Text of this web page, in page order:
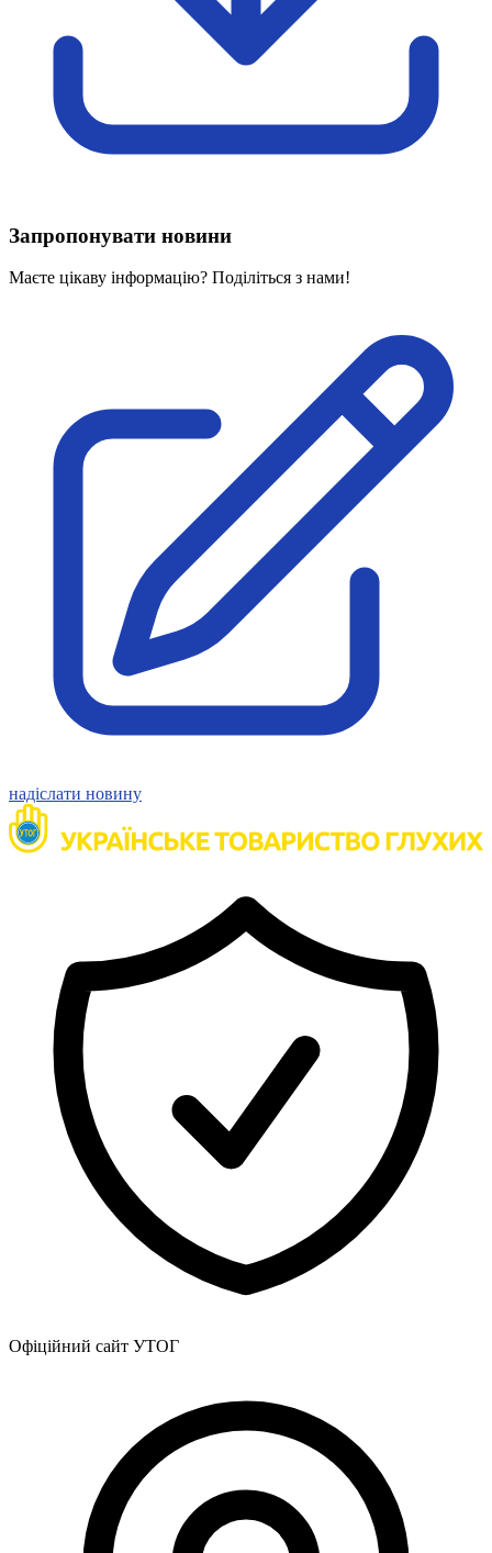
Харківська область
Херсонська область
Хмельницька область
Вивчаємо жестову мову
Дитяча сторінка
Новини про жестову мову
Проєкт "Жестова мова для поліцейських"
На допомогу військовим
Медична термінологія жестовою мовою
Нормативна база УТОГ
Конвенція ООН
Законодавство
Декларації
Документи ВФГ
Міжнародні документи
Запропонувати новини
Маєте цікаву інформацію? Поділіться з нами!
надіслати новину
Офіційний сайт УТОГ